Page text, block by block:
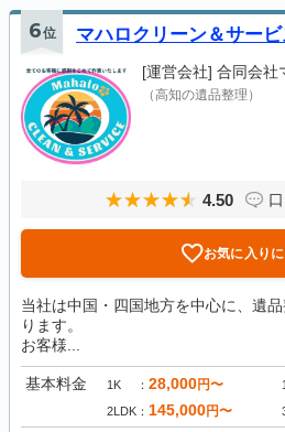
6位 マハロクリーン＆サービ
[運営会社] 合同会社
（高知の遺品整理）
4.50
お気に入り
当社は中国・四国地方を中心に、遺
ります。
お客様...
基本料金 1K 28,000円〜
2LDK 145,000円〜